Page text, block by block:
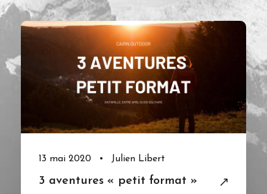
13 mai 2020 • Julien Libert
3 aventures « petit format »